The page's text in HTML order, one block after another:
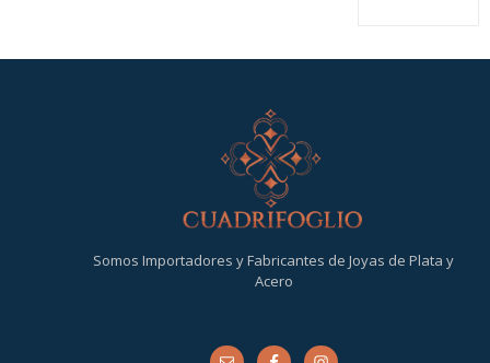
Somos Importadores y Fabricantes de Joyas de Plata y
Acero